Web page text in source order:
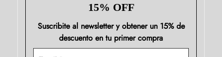
15% OFF
Suscribite al newsletter y obtener un 15% de
descuento en tu primer compra